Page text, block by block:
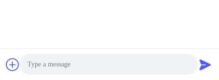
Guangzhou Xingchao Agriculture Machinery Co., Ltd.